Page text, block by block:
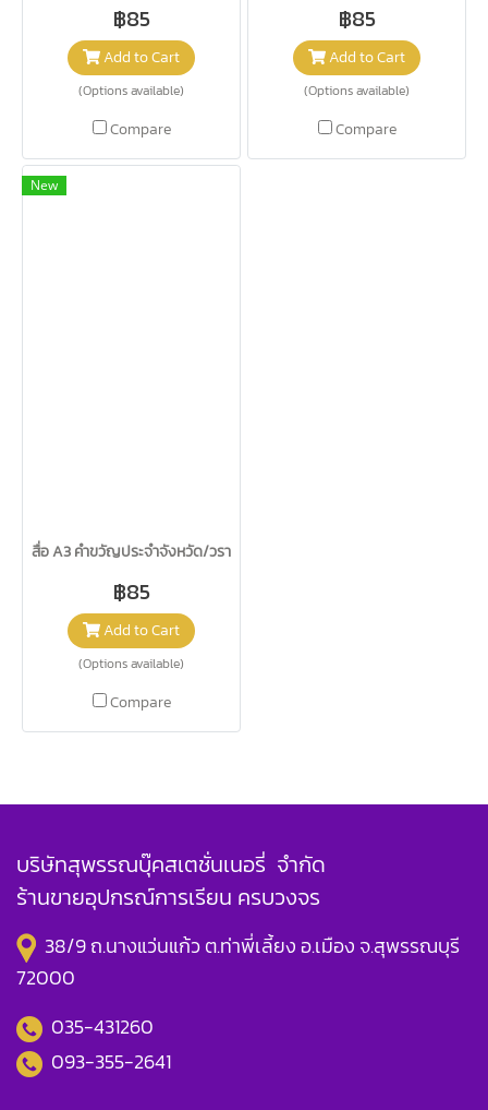
฿85
Add to Cart
(Options available)
Compare
฿85
Add to Cart
(Options available)
Compare
New
สื่อ A3 คำขวัญประจำจังหวัด/วรา
฿85
Add to Cart
(Options available)
Compare
บริษัทสุพรรณบุ๊คสเตชั่นเนอรี่ จำกัด
ร้านขายอุปกรณ์การเรียน ครบวงจร
38/9 ถ.นางแว่นแก้ว ต.ท่าพี่เลี้ยง อ.เมือง จ.สุพรรณบุรี
72000
035-431260
093-355-2641